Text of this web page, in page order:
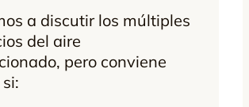
a discutir los múltiples
del aire
pero conviene